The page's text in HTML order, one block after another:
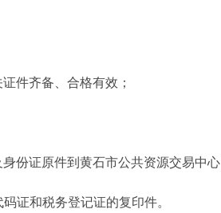
件齐备、合格有效；
份证原件到 黄石市公共资源交易中心
证和税务登记证的复印件。